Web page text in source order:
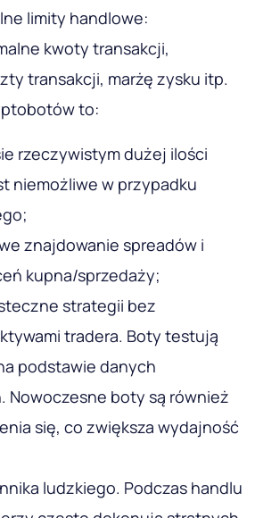
limity handlowe:
kwoty transakcji,
transakcji, marżę zysku itp.
to:
rzeczywistym dużej ilości
niemożliwe w przypadku
znajdowanie spreadów i
kupna/sprzedaży;
strategii bez
tradera. Boty testują
podstawie danych
Nowoczesne boty są również
się, co zwiększa wydajność
ludzkiego. Podczas handlu